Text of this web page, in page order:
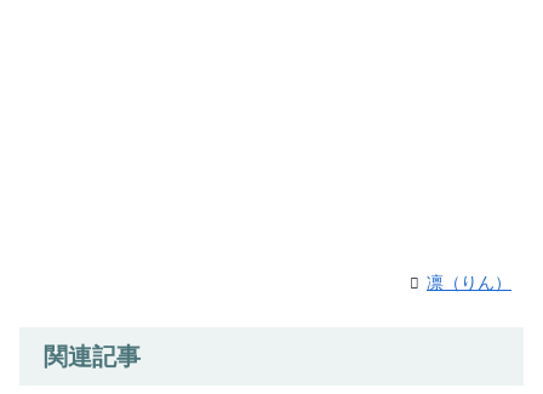
凛（りん）
関連記事